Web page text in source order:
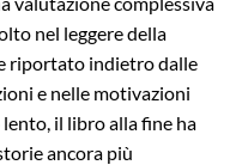
nel leggere della
riportato indietro dalle
e nelle motivazioni
il libro alla fine ha
ancora più